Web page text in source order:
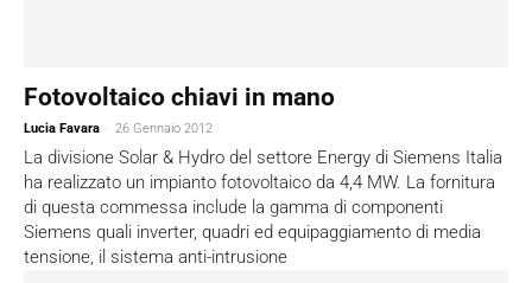
Fotovoltaico chiavi in mano
Lucia Favara - 26 Gennaio 2012
La divisione Solar & Hydro del settore Energy di Siemens Italia
ha realizzato un impianto fotovoltaico da 4,4 MW. La fornitura
di questa commessa include la gamma di componenti
Siemens quali inverter, quadri ed equipaggiamento di media
tensione, il sistema anti-intrusione